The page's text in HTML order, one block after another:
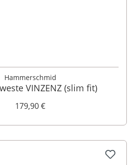
Hammerschmid
VINZENZ (slim fit)
179,90 €